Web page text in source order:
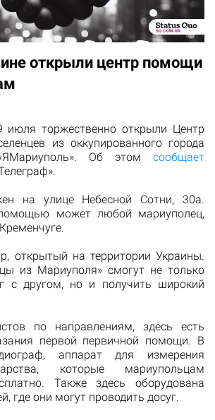
открыли центр помощи
июля торжественно открыли Центр
из оккупированного города
Об этом сообщает
на улице Небесной Сотни, 30а.
может любой мариуполец,
открытый на территории Украины.
из Мариуполя» смогут не только
с другом, но и получить широкий
по направлениям, здесь есть
первой первичной помощи. В
аппарат для измерения
которые мариупольцам
Также здесь оборудована
где они могут проводить досуг.